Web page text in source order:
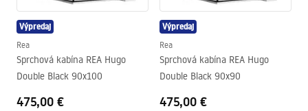
Výpredaj
Rea
Sprchová kabína REA Hugo
Double Black 90x100
475,00 €
Výpredaj
Rea
Sprchová kabína REA Hugo
Double Black 90x90
475,00 €